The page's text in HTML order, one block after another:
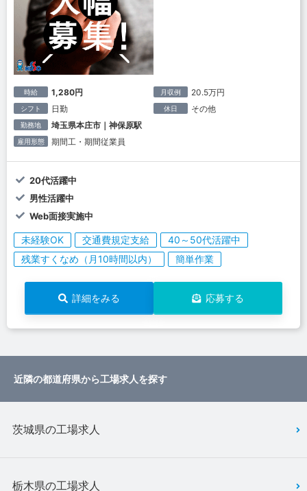
時給 1,280円 月収例 20.5万円
シフト 日勤 休日 その他
勤務地 埼玉県本庄市｜神保原駅
雇用形態 期間工・期間従業員
20代活躍中
男性活躍中
Web面接実施中
未経験OK 交通費規定支給
40～50代活躍中
残業すくなめ（月10時間以内）
簡単作業
詳細をみる 応募する
近隣の都道府県から工場求人を探す
茨城県の工場求人
栃木県の工場求人